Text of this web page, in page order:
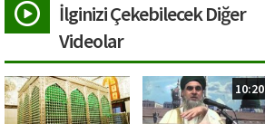
İlginizi Çekebilecek Diğer
Videolar
10:20